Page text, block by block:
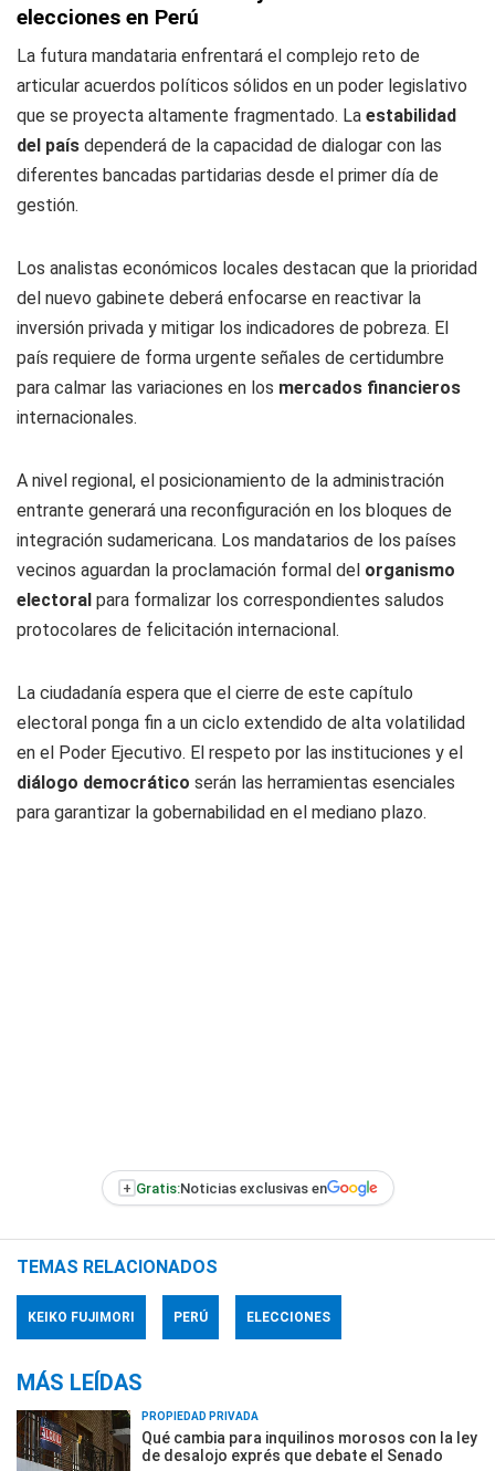
elecciones en Perú
La futura mandataria enfrentará el complejo reto de
articular acuerdos políticos sólidos en un poder legislativo
que se proyecta altamente fragmentado. La estabilidad
del país dependerá de la capacidad de dialogar con las
diferentes bancadas partidarias desde el primer día de
gestión.
Los analistas económicos locales destacan que la prioridad
del nuevo gabinete deberá enfocarse en reactivar la
inversión privada y mitigar los indicadores de pobreza. El
país requiere de forma urgente señales de certidumbre
para calmar las variaciones en los mercados financieros
internacionales.
A nivel regional, el posicionamiento de la administración
entrante generará una reconfiguración en los bloques de
integración sudamericana. Los mandatarios de los países
vecinos aguardan la proclamación formal del organismo
electoral para formalizar los correspondientes saludos
protocolares de felicitación internacional.
La ciudadanía espera que el cierre de este capítulo
electoral ponga fin a un ciclo extendido de alta volatilidad
en el Poder Ejecutivo. El respeto por las instituciones y el
diálogo democrático serán las herramientas esenciales
para garantizar la gobernabilidad en el mediano plazo.
+ Gratis:Noticias exclusivas en
TEMAS RELACIONADOS
KEIKO FUJIMORI PERÚ ELECCIONES
MÁS LEÍDAS
PROPIEDAD PRIVADA
Qué cambia para inquilinos morosos con la ley
de desalojo exprés que debate el Senado